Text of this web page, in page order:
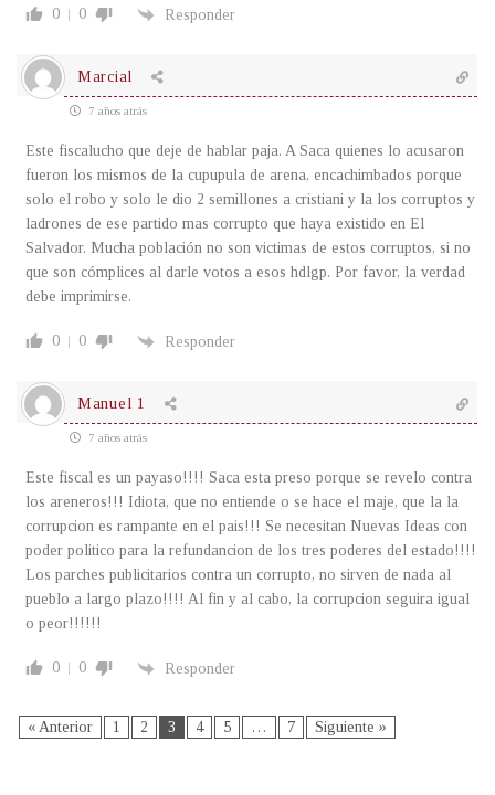
0 0 Responder
Marcial
7 años atrás
Este fiscalucho que deje de hablar paja. A Saca quienes lo acusaron
fueron los mismos de la cupupula de arena, encachimbados porque
solo el robo y solo le dio 2 semillones a cristiani y la los corruptos y
ladrones de ese partido mas corrupto que haya existido en El
Salvador. Mucha población no son victimas de estos corruptos, si no
que son cómplices al darle votos a esos hdlgp. Por favor, la verdad
debe imprimirse.
0 0 Responder
Manuel 1
7 años atrás
Este fiscal es un payaso!!!! Saca esta preso porque se revelo contra
los areneros!!! Idiota, que no entiende o se hace el maje, que la la
corrupcion es rampante en el pais!!! Se necesitan Nuevas Ideas con
poder politico para la refundancion de los tres poderes del estado!!!!
Los parches publicitarios contra un corrupto, no sirven de nada al
pueblo a largo plazo!!!! Al fin y al cabo, la corrupcion seguira igual
o peor!!!!!!
0 0 Responder
« Anterior 1 2 3 4 5 … 7 Siguiente »